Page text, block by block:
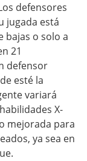
defensores
jugada está
bajas o solo a
21
defensor
esté la
variará
X-
mejorada para
ya sea en